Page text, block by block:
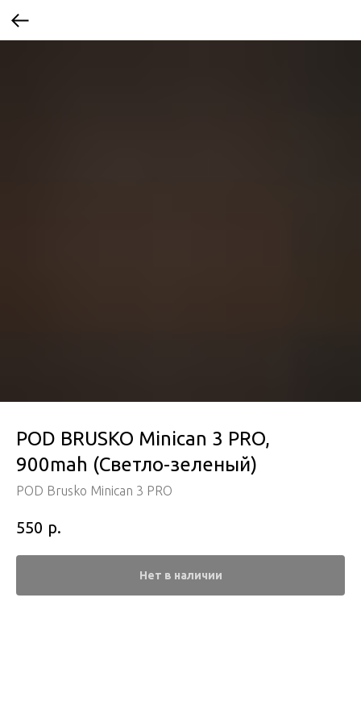
POD BRUSKO Minican 3 PRO,
900mah (Светло-зеленый)
POD Brusko Minican 3 PRO
550 р.
Нет в наличии